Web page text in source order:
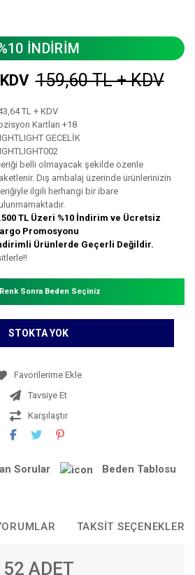
İNDİRİM
159,60 TL + KDV
TL + KDV
Kartları +18
GECELİK
belli olmayacak şekilde özenle
Dış ambalaj üzerinde ürünlerinizin
ilgili herhangi bir ibare
TL Üzeri %10 İndirim ve Ücretsiz
Promosyonu
Ürünlerde Geçerli Değildir.
Sonra Beden Seçiniz
STOKTA YOK
Tavsiye Et
Karşılaştır
Sorular Beden Tablosu
TAKSIT SEÇENEKLERI
52 ADET